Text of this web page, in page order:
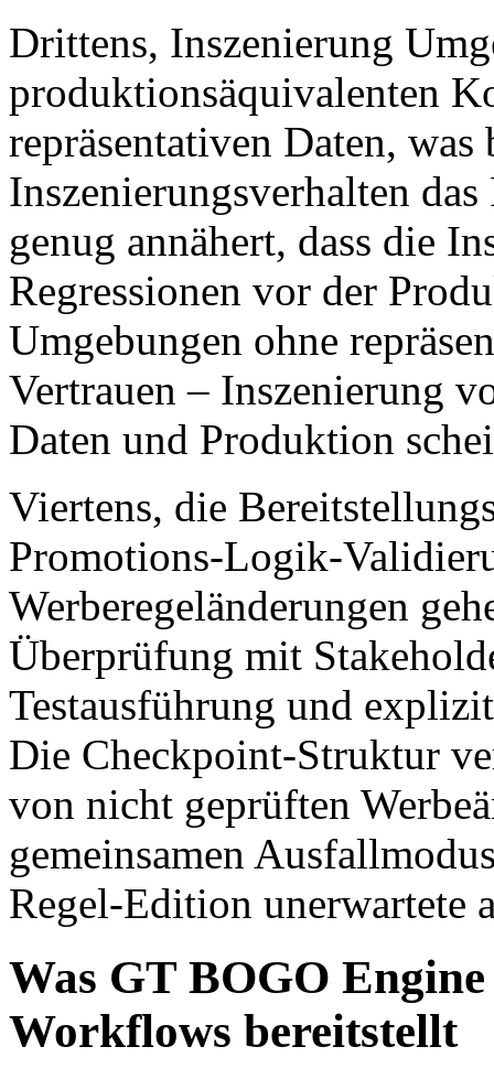
Drittens, Inszenierung
produktionsäquivalenten
repräsentativen Daten, was
Inszenierungsverhalten
genug annähert, dass die
Regressionen vor der
Umgebungen ohne
Vertrauen – Inszenierung
Daten und Produktion
Viertens, die
Promotions-Logik-
Werberegeländerungen
Überprüfung mit
Testausführung und
Die Checkpoint-Struktur
von nicht geprüften
gemeinsamen
Regel-Edition unerwartete
Was GT BOGO
Workflows bereitstellt